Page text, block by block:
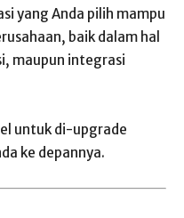
yang Anda pilih mampu
baik dalam hal
maupun integrasi
untuk di-upgrade
ke depannya.